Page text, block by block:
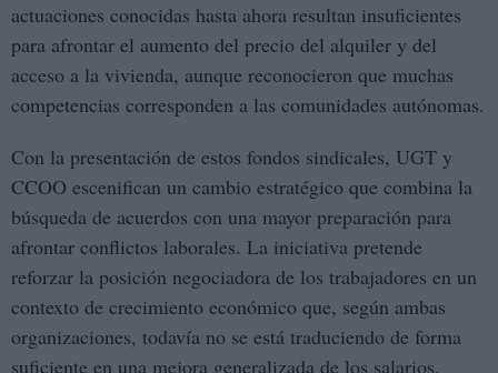
actuaciones conocidas hasta ahora resultan insuficientes
para afrontar el aumento del precio del alquiler y del
acceso a la vivienda, aunque reconocieron que muchas
competencias corresponden a las comunidades autónomas.
Con la presentación de estos fondos sindicales, UGT y
CCOO escenifican un cambio estratégico que combina la
búsqueda de acuerdos con una mayor preparación para
afrontar conflictos laborales. La iniciativa pretende
reforzar la posición negociadora de los trabajadores en un
contexto de crecimiento económico que, según ambas
organizaciones, todavía no se está traduciendo de forma
suficiente en una mejora generalizada de los salarios.